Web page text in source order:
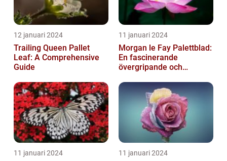
12 januari 2024
Trailing Queen Pallet
Leaf: A Comprehensive
Guide
11 januari 2024
Morgan le Fay Palettblad:
En fascinerande
övergripande och
11 januari 2024 11 januari 2024